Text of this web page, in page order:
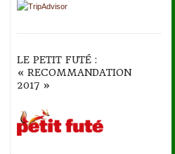
LE PETIT FUTÉ :
« RECOMMANDATION
2017 »